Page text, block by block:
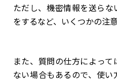
ただし、機密情報を送ら
をするなど、いくつかの注
また、質問の仕方によっ
ない場合もあるので、使